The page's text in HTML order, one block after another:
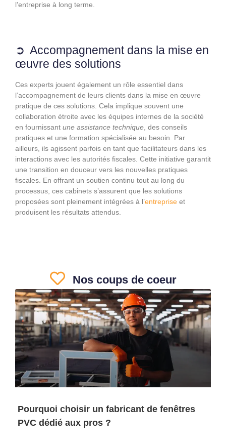
l’entreprise à long terme.
Accompagnement dans la mise en
œuvre des solutions
Ces experts jouent également un rôle essentiel dans
l’accompagnement de leurs clients dans la mise en œuvre
pratique de ces solutions. Cela implique souvent une
collaboration étroite avec les équipes internes de la société
en fournissant une assistance technique , des conseils
pratiques et une formation spécialisée au besoin. Par
ailleurs, ils agissent parfois en tant que facilitateurs dans les
interactions avec les autorités fiscales. Cette initiative garantit
une transition en douceur vers les nouvelles pratiques
fiscales. En offrant un soutien continu tout au long du
processus, ces cabinets s’assurent que les solutions
proposées sont pleinement intégrées à l’entreprise et
produisent les résultats attendus.
Nos coups de coeur
Pourquoi choisir un fabricant de fenêtres
PVC dédié aux pros ?